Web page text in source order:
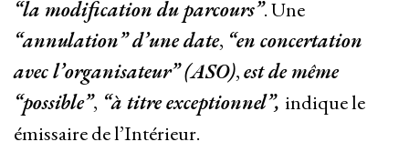
“la modification du parcours”. Une
“annulation” d’une date, “en concertation
avec l’organisateur” (ASO),est de même
“possible”, “à titre exceptionnel”, indique le
émissaire de l’Intérieur.